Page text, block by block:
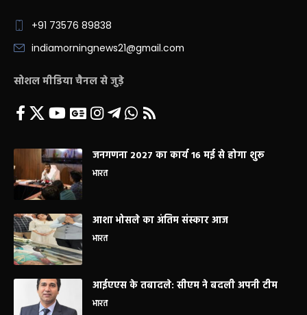
+91 73576 89838
indiamorningnews21@gmail.com
सोशल मीडिया चैनल से जुड़े
जनगणना 2027 का कार्य 16 मई से होगा शुरू
भारत
आशा भोसले का अंतिम संस्कार आज
भारत
आईएएस के तबादले: सीएम ने बदली अपनी टीम
भारत